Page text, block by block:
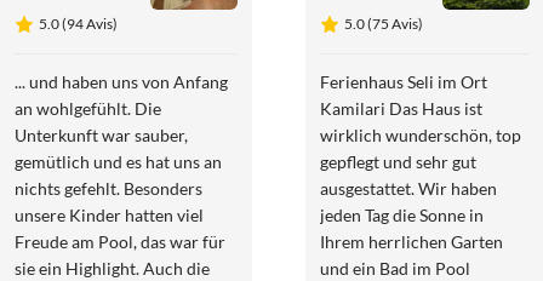
Appartement
de vacances
"Perle de la
Plage"
5.0 (94 Avis)
... und haben uns von Anfang
an wohlgefühlt. Die
Unterkunft war sauber,
gemütlich und es hat uns an
nichts gefehlt. Besonders
unsere Kinder hatten viel
Freude am Pool, das war für
sie ein Highlight. Auch die
Seli 5.0 (75 Avis)
Ferienhaus Seli im Ort
Kamilari Das Haus ist
wirklich wunderschön, top
gepflegt und sehr gut
ausgestattet. Wir haben
jeden Tag die Sonne in
Ihrem herrlichen Garten
und ein Bad im Pool